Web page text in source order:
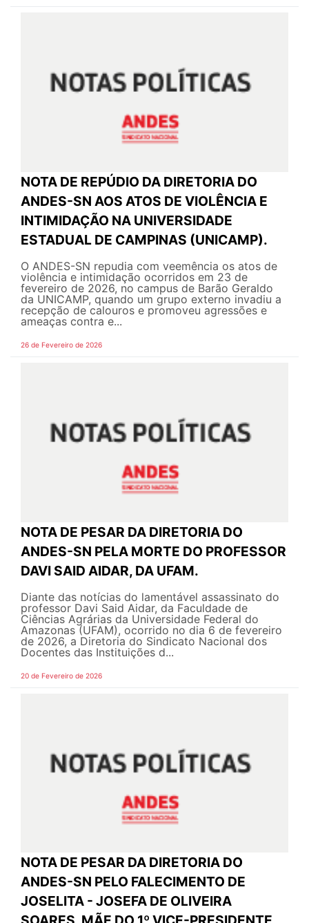
NOTA DE REPÚDIO DA DIRETORIA DO
ANDES-SN AOS ATOS DE VIOLÊNCIA E
INTIMIDAÇÃO NA UNIVERSIDADE
ESTADUAL DE CAMPINAS (UNICAMP).
O ANDES-SN repudia com veemência os atos de
violência e intimidação ocorridos em 23 de
fevereiro de 2026, no campus de Barão Geraldo
da UNICAMP, quando um grupo externo invadiu a
recepção de calouros e promoveu agressões e
ameaças contra e...
26 de Fevereiro de 2026
NOTA DE PESAR DA DIRETORIA DO
ANDES-SN PELA MORTE DO PROFESSOR
DAVI SAID AIDAR, DA UFAM.
Diante das notícias do lamentável assassinato do
professor Davi Said Aidar, da Faculdade de
Ciências Agrárias da Universidade Federal do
Amazonas (UFAM), ocorrido no dia 6 de fevereiro
de 2026, a Diretoria do Sindicato Nacional dos
Docentes das Instituições d...
20 de Fevereiro de 2026
NOTA DE PESAR DA DIRETORIA DO
ANDES-SN PELO FALECIMENTO DE
JOSELITA - JOSEFA DE OLIVEIRA